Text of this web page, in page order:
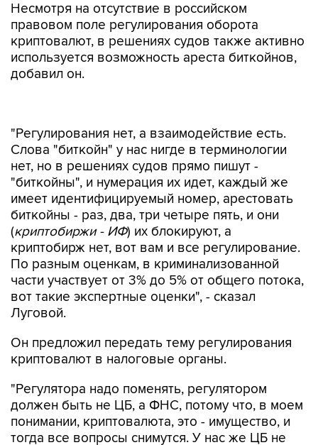
Несмотря на отсутствие в российском
правовом поле регулирования оборота
криптовалют, в решениях судов также активно
используется возможность ареста биткойнов,
добавил он.
нет, но в решениях судов прямо пишут -
"биткойны", и нумерация их идет, каждый же
имеет идентифицируемый номер, арестовать
биткойны - раз, два, три четыре пять, и они
(криптобиржи - ИФ) их блокируют, а
криптобирж нет, вот вам и все регулирование.
По разным оценкам, в криминализованной
части участвует от 3% до 5% от общего потока,
вот такие экспертные оценки", - сказал
Луговой.
Он предложил передать тему регулирования
"Регулятора надо поменять, регулятором
понимании, криптовалюта, это - имущество, и
тогда все вопросы снимутся. У нас же ЦБ не
регулирует, как мы квартиру продаем, дома и
машины. Их это вообще не интересует, главное